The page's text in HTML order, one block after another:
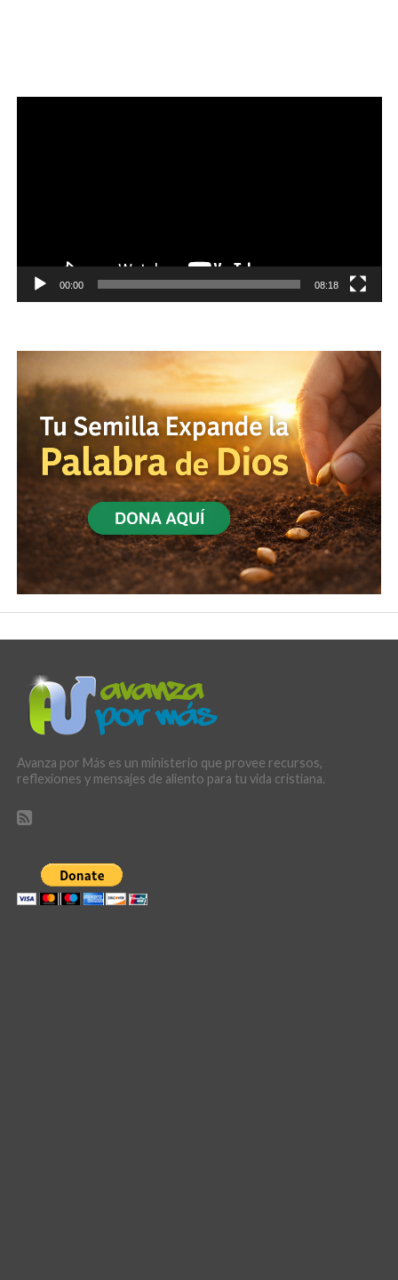
Reproductor
00:00 08:18
Avanza por Más es un ministerio que provee recursos,
reflexiones y mensajes de aliento para tu vida cristiana.